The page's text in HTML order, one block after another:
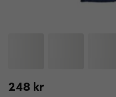
248 kr